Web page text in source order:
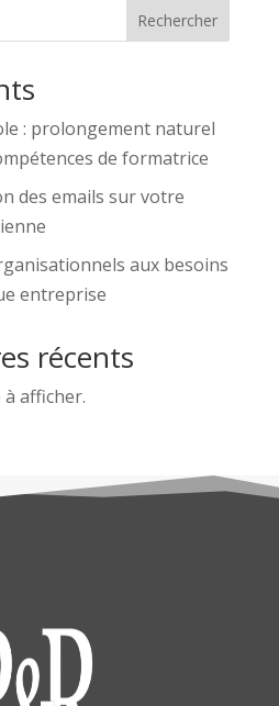
Rechercher
: prolongement naturel
de formatrice
des emails sur votre
aux besoins
entreprise
récents
afficher.